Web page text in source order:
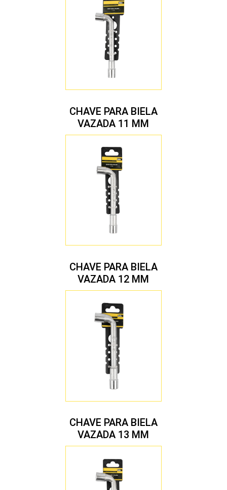
CHAVE PARA BIELA
VAZADA 11 MM
CHAVE PARA BIELA
VAZADA 12 MM
CHAVE PARA BIELA
VAZADA 13 MM